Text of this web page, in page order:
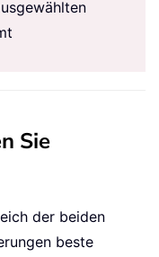
Sie
der beiden
beste